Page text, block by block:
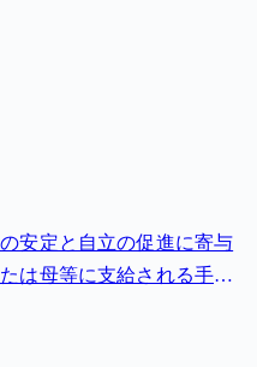
安定と自立の促進に寄与
は母等に支給される手